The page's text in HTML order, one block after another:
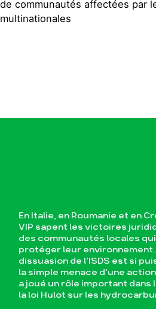
de communautés affectées par
multinationales
En Italie, en Roumanie et en
VIP sapent les victoires
des communautés locales
protéger leur environnement.
dissuasion de l’ISDS est si
la simple menace d’une
a joué un rôle important dans
la loi Hulot sur les